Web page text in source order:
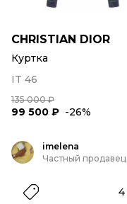
CHRISTIAN DIOR
Куртка
IT 46
135 000 ₽
99 500 ₽ -26%
imelena
Частный продавец
4